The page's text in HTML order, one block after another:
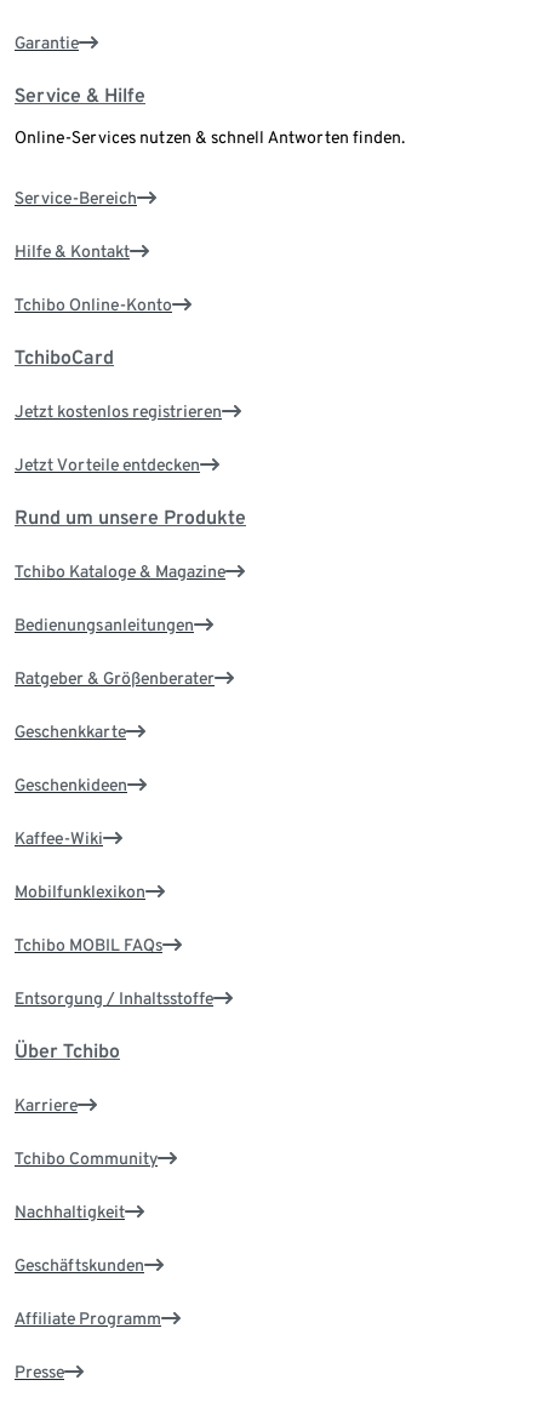
Garantie
Service & Hilfe
Online-Services nutzen & schnell Antworten finden.
Service-Bereich
Hilfe & Kontakt
Tchibo Online-Konto
TchiboCard
Jetzt kostenlos registrieren
Jetzt Vorteile entdecken
Rund um unsere Produkte
Tchibo Kataloge & Magazine
Bedienungsanleitungen
Ratgeber & Größenberater
Geschenkkarte
Geschenkideen
Kaffee-Wiki
Mobilfunklexikon
Tchibo MOBIL FAQs
Entsorgung / Inhaltsstoffe
Über Tchibo
Karriere
Tchibo Community
Nachhaltigkeit
Geschäftskunden
Affiliate Programm
Presse